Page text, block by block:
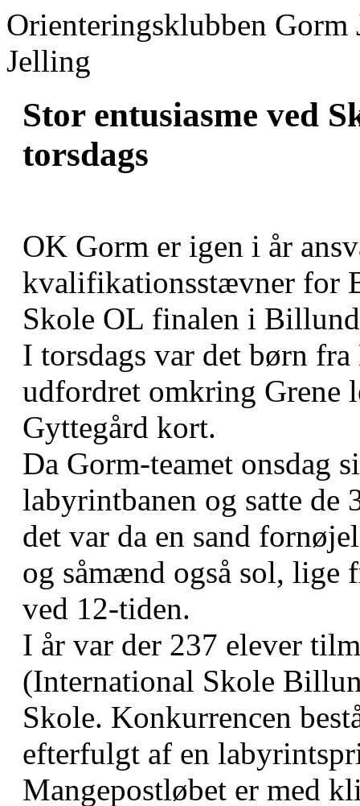
Orienteringsklubben
Jelling
Stor entusiasme ved
torsdags
OK Gorm er igen i år
kvalifikationsstævner for
Skole OL finalen i
I torsdags var det børn
udfordret omkring Grene
Gyttegård kort.
Da Gorm-teamet onsdag
labyrintbanen og satte de
det var da en sand
og såmænd også sol, lige
ved 12-tiden.
I år var der 237 elever
(International Skole
Skole. Konkurrencen
efterfulgt af en
Mangepostløbet er med